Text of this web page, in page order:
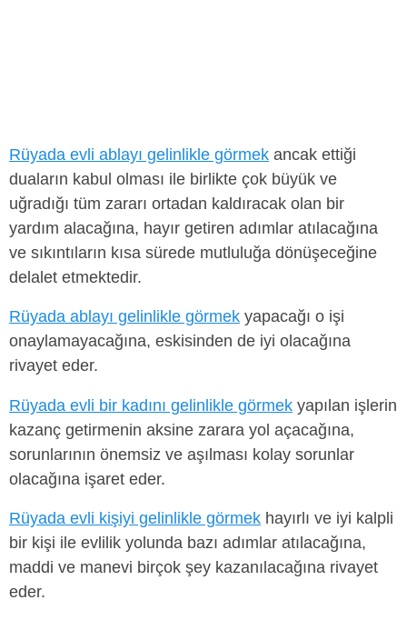
Rüyada evli ablayı gelinlikle görmek ancak ettiği
duaların kabul olması ile birlikte çok büyük ve
uğradığı tüm zararı ortadan kaldıracak olan bir
yardım alacağına, hayır getiren adımlar atılacağına
ve sıkıntıların kısa sürede mutluluğa dönüşeceğine
delalet etmektedir.
Rüyada ablayı gelinlikle görmek yapacağı o işi
onaylamayacağına, eskisinden de iyi olacağına
rivayet eder.
Rüyada evli bir kadını gelinlikle görmek yapılan işlerin
kazanç getirmenin aksine zarara yol açacağına,
sorunlarının önemsiz ve aşılması kolay sorunlar
olacağına işaret eder.
Rüyada evli kişiyi gelinlikle görmek hayırlı ve iyi kalpli
bir kişi ile evlilik yolunda bazı adımlar atılacağına,
maddi ve manevi birçok şey kazanılacağına rivayet
eder.